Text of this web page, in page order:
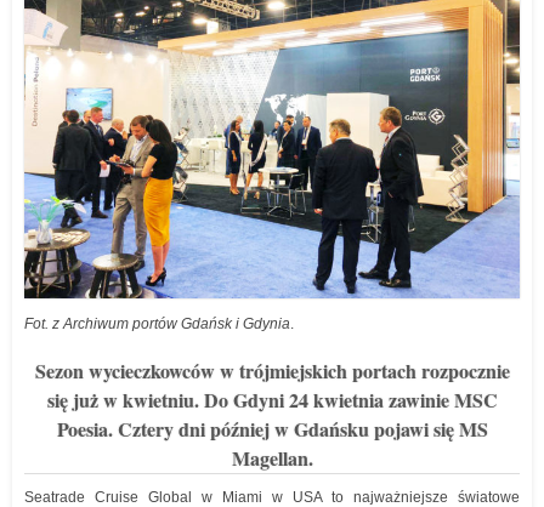
Fot. z Archiwum portów Gdańsk i Gdynia.
Sezon wycieczkowców w trójmiejskich portach rozpocznie
się już w kwietniu. Do Gdyni 24 kwietnia zawinie MSC
Poesia. Cztery dni później w Gdańsku pojawi się MS
Magellan.
Seatrade Cruise Global w Miami w USA to najważniejsze światowe